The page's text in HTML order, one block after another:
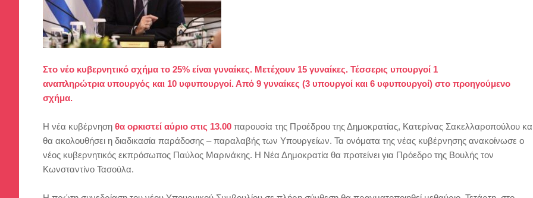
Στο νέο κυβερνητικό σχήμα το 25% είναι γυναίκες. Μετέχουν 15 γυναίκες. Τέσσερις υπουργοί 1
αναπληρώτρια υπουργός και 10 υφυπουργοί. Από 9 γυναίκες (3 υπουργοί και 6 υφυπουργοί) στο προηγούμενο
σχήμα.
Η νέα κυβέρνηση θα ορκιστεί αύριο στις 13.00 παρουσία της Προέδρου της Δημοκρατίας, Κατερίνας Σακελλαροπούλου
θα ακολουθήσει η διαδικασία παράδοσης – παραλαβής των Υπουργείων. Τα ονόματα της νέας κυβέρνησης ανακοίνωσε ο
νέος κυβερνητικός εκπρόσωπος Παύλος Μαρινάκης. Η Νέα Δημοκρατία θα προτείνει για Πρόεδρο της Βουλής τον
Κωνσταντίνο Τασούλα.